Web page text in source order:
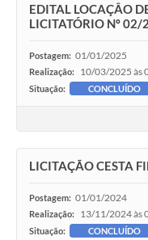
EDITAL LOCAÇÂO
LICITATÓRIO Nº
Postagem: 01/01/2025
Realização: 10/03/2025 às
Situação: CONCLUÍDO
LICITAÇÃO CESTA
Postagem: 01/01/2024
Realização: 13/11/2024 às
Situação: CONCLUÍDO